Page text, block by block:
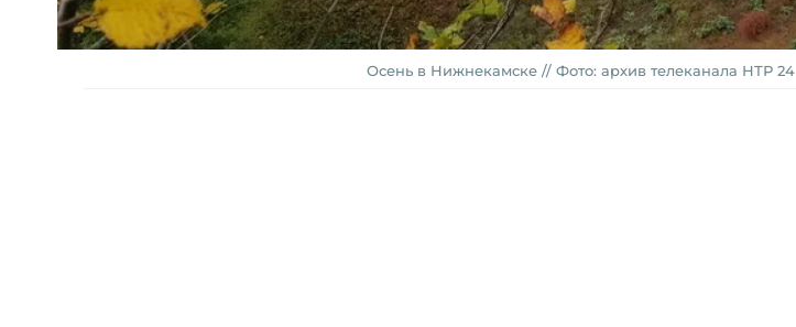
Осень в Нижнекамске // Фото: архив телеканала НТР 24